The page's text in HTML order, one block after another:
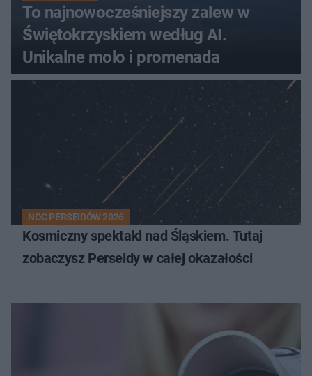
To najnowocześniejszy zalew w
Świętokrzyskiem według AI.
Unikalne molo i promenada
NOC PERSEIDÓW 2026
Kosmiczny spektakl nad Śląskiem. Tutaj
zobaczysz Perseidy w całej okazałości